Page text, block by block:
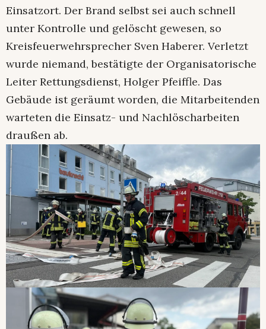
Einsatzort. Der Brand selbst sei auch schnell
unter Kontrolle und gelöscht gewesen, so
Kreisfeuerwehrsprecher Sven Haberer. Verletzt
wurde niemand, bestätigte der Organisatorische
Leiter Rettungsdienst, Holger Pfeiffle. Das
Gebäude ist geräumt worden, die Mitarbeitenden
warteten die Einsatz- und Nachlöscharbeiten
draußen ab.